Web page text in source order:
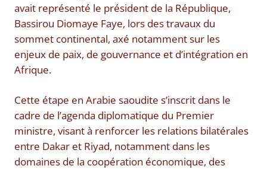
avait représenté le président de la République,
Bassirou Diomaye Faye, lors des travaux du
sommet continental, axé notamment sur les
enjeux de paix, de gouvernance et d’intégration en
Afrique.
Cette étape en Arabie saoudite s’inscrit dans le
cadre de l’agenda diplomatique du Premier
ministre, visant à renforcer les relations bilatérales
entre Dakar et Riyad, notamment dans les
domaines de la coopération économique, des